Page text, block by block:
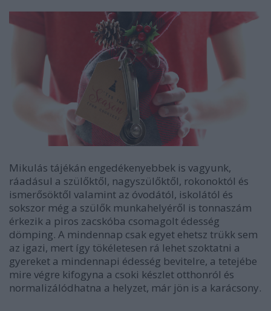
Mikulás tájékán engedékenyebbek is vagyunk,
ráadásul a szülőktől, nagyszülőktől, rokonoktól és
ismerősöktől valamint az óvodától, iskolától és
sokszor még a szülők munkahelyéről is tonnaszám
érkezik a piros zacskóba csomagolt édesség
dömping. A mindennap csak egyet ehetsz trükk sem
az igazi, mert így tökéletesen rá lehet szoktatni a
gyereket a mindennapi édesség bevitelre, a tetejébe
mire végre kifogyna a csoki készlet otthonról és
normalizálódhatna a helyzet, már jön is a karácsony.